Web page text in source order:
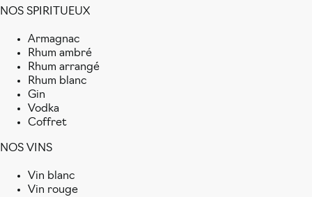
NOS SPIRITUEUX
Armagnac
Rhum ambré
Rhum arrangé
Rhum blanc
Gin
Vodka
Coffret
NOS VINS
Vin blanc
Vin rouge